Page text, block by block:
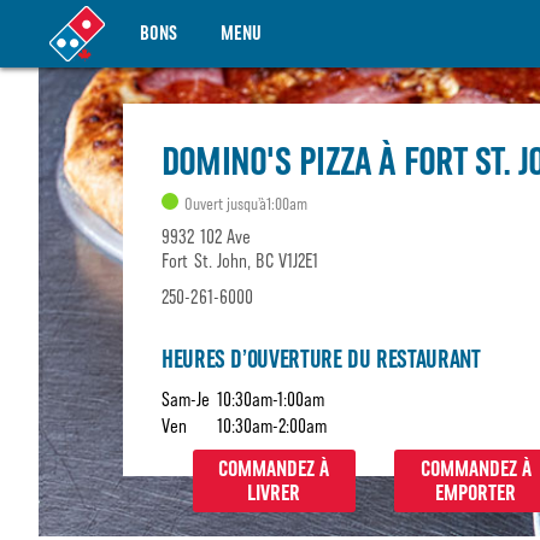
BONS MENU
DOMINO'S PIZZA À FORT ST.
Ouvert jusqu’à1:00am
9932 102 Ave
Fort St. John, BC V1J2E1
250-261-6000
HEURES D’OUVERTURE DU RESTAURANT
Sam-Je 10:30am-1:00am
Ven
10:30am-2:00am
COMMANDEZ À
LIVRER
COMMANDEZ À
EMPORTER